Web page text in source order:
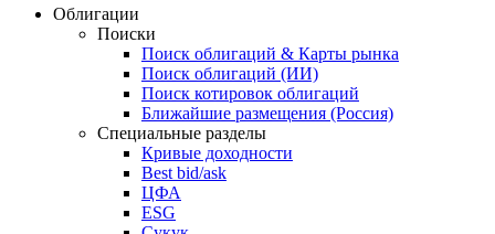
Облигации
Поиски
Поиск облигаций & Карты рынка
Поиск облигаций (ИИ)
Поиск котировок облигаций
Ближайшие размещения (Россия)
Специальные разделы
Кривые доходности
Best bid/ask
ЦФА
ESG